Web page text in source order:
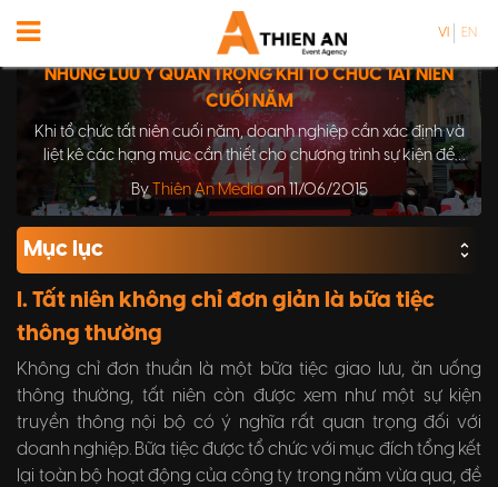
VI EN
NHỮNG LƯU Ý QUAN TRỌNG KHI TỔ CHỨC TẤT NIÊN
CUỐI NĂM
Khi tổ chức tất niên cuối năm, doanh nghiệp cần xác định và
liệt kê các hạng mục cần thiết cho chương trình sự kiện để
tránh xảy ra sai sót.
By Thiên An Mediaon 11/06/2015
Mục lục
I. Tất niên không chỉ đơn giản là bữa tiệc
thông thường
Không chỉ đơn thuần là một bữa tiệc giao lưu, ăn uống
thông thường, tất niên còn được xem như một sự kiện
truyền thông nội bộ có ý nghĩa rất quan trọng đối với
doanh nghiệp. Bữa tiệc được tổ chức với mục đích tổng kết
lại toàn bộ hoạt động của công ty trong năm vừa qua, đề